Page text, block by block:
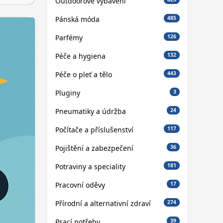
Pánská móda 485
Parfémy 126
Péče a hygiena 132
Péče o pleť a tělo 443
Pluginy 3
Pneumatiky a údržba 24
Počítače a příslušenství 117
Pojištění a zabezpečení 36
Potraviny a speciality 181
Pracovní oděvy 17
Přírodní a alternativní zdraví 274
39